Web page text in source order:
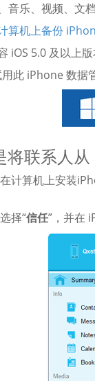
音乐、视频、文
算机上备份
iOS 5.0 及以上版
此 iPhone 数据
将联系人从
在计算机上安装
选择“信任”，并在